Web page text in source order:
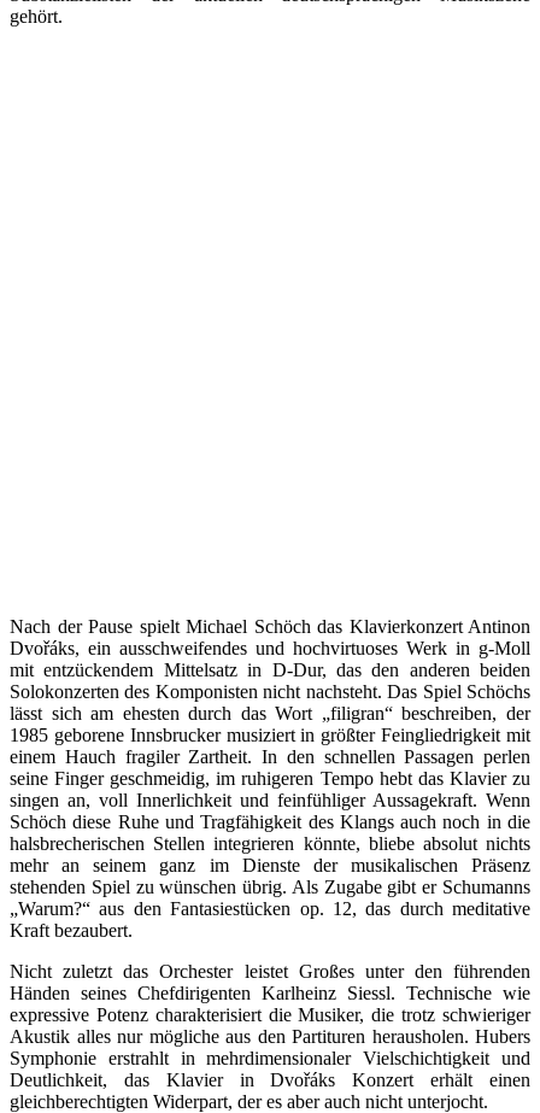
gehört.
Nach der Pause spielt Michael Schöch das Klavierkonzert Antinon
Dvořáks, ein ausschweifendes und hochvirtuoses Werk in g-Moll
mit entzückendem Mittelsatz in D-Dur, das den anderen beiden
Solokonzerten des Komponisten nicht nachsteht. Das Spiel Schöchs
lässt sich am ehesten durch das Wort „filigran“ beschreiben, der
1985 geborene Innsbrucker musiziert in größter Feingliedrigkeit mit
einem Hauch fragiler Zartheit. In den schnellen Passagen perlen
seine Finger geschmeidig, im ruhigeren Tempo hebt das Klavier zu
singen an, voll Innerlichkeit und feinfühliger Aussagekraft. Wenn
Schöch diese Ruhe und Tragfähigkeit des Klangs auch noch in die
halsbrecherischen Stellen integrieren könnte, bliebe absolut nichts
mehr an seinem ganz im Dienste der musikalischen Präsenz
stehenden Spiel zu wünschen übrig. Als Zugabe gibt er Schumanns
„Warum?“ aus den Fantasiestücken op. 12, das durch meditative
Kraft bezaubert.
Nicht zuletzt das Orchester leistet Großes unter den führenden
Händen seines Chefdirigenten Karlheinz Siessl. Technische wie
expressive Potenz charakterisiert die Musiker, die trotz schwieriger
Akustik alles nur mögliche aus den Partituren herausholen. Hubers
Symphonie erstrahlt in mehrdimensionaler Vielschichtigkeit und
Deutlichkeit, das Klavier in Dvořáks Konzert erhält einen
gleichberechtigten Widerpart, der es aber auch nicht unterjocht.